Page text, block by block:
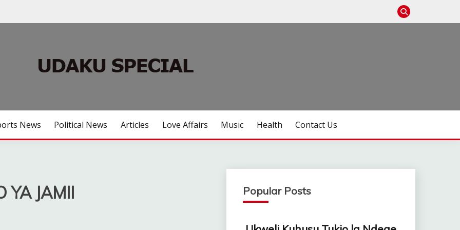
News Political News Articles Love Affairs Music Health Contact Us
YA JAMII Popular Posts